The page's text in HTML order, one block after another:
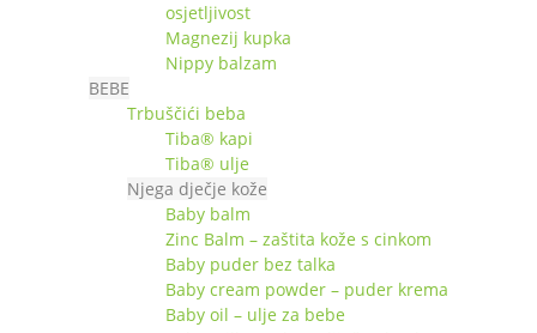
osjetljivost
Magnezij kupka
Nippy balzam
BEBE
Trbuščići beba
Tiba® kapi
Tiba® ulje
Njega dječje kože
Baby balm
Zinc Balm – zaštita kože s cinkom
Baby puder bez talka
Baby cream powder – puder krema
Baby oil – ulje za bebe